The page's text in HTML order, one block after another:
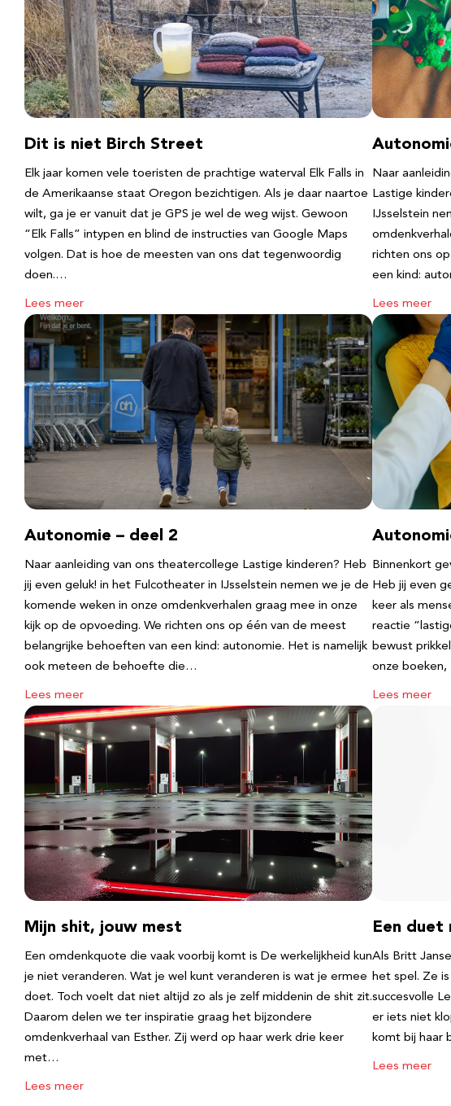
Dit is niet Birch Street
Elk jaar komen vele toeristen de prachtige waterval Elk Falls in
de Amerikaanse staat Oregon bezichtigen. Als je daar naartoe
wilt, ga je er vanuit dat je GPS je wel de weg wijst. Gewoon
“Elk Falls” intypen en blind de instructies van Google Maps
volgen. Dat is hoe de meesten van ons dat tegenwoordig
doen.…
Lees meer
Naar
Lastige
IJsselstein
richten ons
een kind:
Lees meer
Autonomie – deel 2
Naar aanleiding van ons theatercollege Lastige kinderen? Heb
jij even geluk! in het Fulcotheater in IJsselstein nemen we je de
komende weken in onze omdenkverhalen graag mee in onze
kijk op de opvoeding. We richten ons op één van de meest
belangrijke behoeften van een kind: autonomie. Het is namelijk
ook meteen de behoefte die…
Lees meer
Binnenkort
Heb jij even
keer als
reactie
bewust
onze boeken,
Lees meer
Mijn shit, jouw mest
Een omdenkquote die vaak voorbij komt is De werkelijkheid kun
je niet veranderen. Wat je wel kunt veranderen is wat je ermee
doet. Toch voelt dat niet altijd zo als je zelf middenin de shit zit.
Daarom delen we ter inspiratie graag het bijzondere
omdenkverhaal van Esther. Zij werd op haar werk drie keer
met…
Lees meer
Een duet
Als Britt
het spel. Ze
succesvolle
er iets niet
komt bij haar
Lees meer